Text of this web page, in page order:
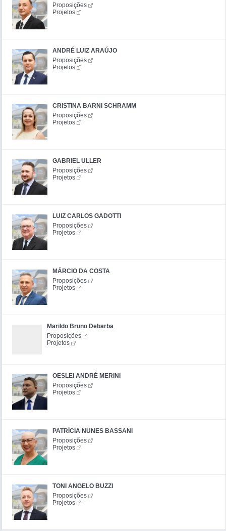
Proposições
Projetos
ANDRÉ LUIZ ARAÚJO
Proposições
Projetos
CRISTINA BARNI SCHRAMM
Proposições
Projetos
GABRIEL ULLER
Proposições
Projetos
LUIZ CARLOS GADOTTI
Proposições
Projetos
MÁRCIO DA COSTA
Proposições
Projetos
Marildo Bruno Debarba
Proposições
Projetos
OESLEI ANDRÉ MERINI
Proposições
Projetos
PATRÍCIA NUNES BASSANI
Proposições
Projetos
TONI ANGELO BUZZI
Proposições
Projetos